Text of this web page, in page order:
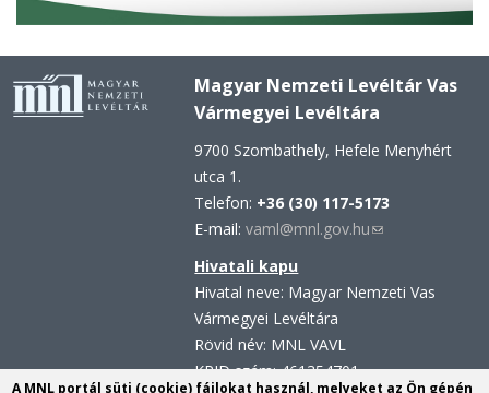
Magyar Nemzeti Levéltár Vas
Vármegyei Levéltára
9700 Szombathely, Hefele Menyhért
utca 1.
Telefon: +36 (30) 117-5173
E-mail:vaml@mnl.gov.hu(link
Hivatali kapu
Hivatal neve: Magyar Nemzeti Vas
Vármegyei Levéltára
Rövid név: MNL VAVL
KRID szám: 461354701
A MNL portál süti (cookie) fájlokat használ, melyeket az Ön gépén